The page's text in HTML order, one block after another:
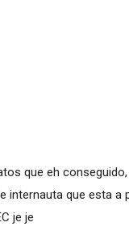
que eh
internauta que esta a
je je